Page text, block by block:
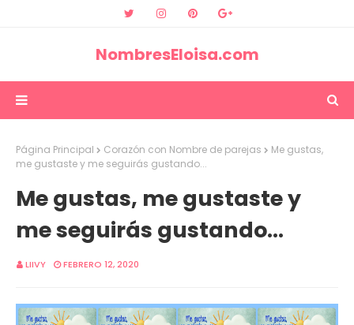
NombresEloisa.com
Página Principal Corazón con Nombre de parejas
Me gustas,
me gustaste y me seguirás gustando...
Me gustas, me gustaste y
me seguirás gustando...
LIIVY FEBRERO 12, 2020